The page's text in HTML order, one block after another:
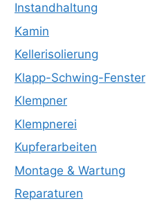
Instandhaltung
Kamin
Kellerisolierung
Klapp-Schwing-Fenster
Klempner
Klempnerei
Kupferarbeiten
Montage & Wartung
Reparaturen